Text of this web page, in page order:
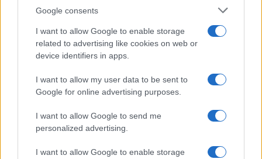
Google consents
I want to allow Google to enable storage
related to advertising like cookies on web or
device identifiers in apps.
I want to allow my user data to be sent to
Google for online advertising purposes.
I want to allow Google to send me
personalized advertising.
I want to allow Google to enable storage
seguire le cure, però: “Non è che non sia stato
autodeterminazione della persona, a meno che
non ci siano situazioni così gravi che prevedano
spiegato cheEl Koudri , figlio di immigrati
marocchini nato in provincia di Bergamo e
cittadino italiano, soffrirebbe di un disturbo